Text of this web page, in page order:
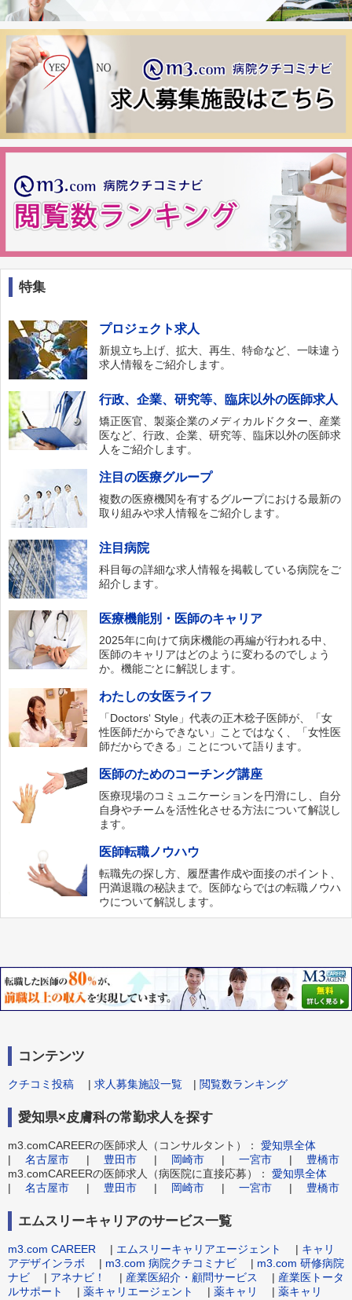
特集
プロジェクト求人
新規立ち上げ、拡大、再生、特命など、一味違う
求人情報をご紹介します。
行政、企業、研究等、臨床以外の医師求人
矯正医官、製薬企業のメディカルドクター、産業
医など、行政、企業、研究等、臨床以外の医師求
人をご紹介します。
注目の医療グループ
複数の医療機関を有するグループにおける最新の
取り組みや求人情報をご紹介します。
注目病院
科目毎の詳細な求人情報を掲載している病院をご
紹介します。
医療機能別・医師のキャリア
2025年に向けて病床機能の再編が行われる中、
医師のキャリアはどのように変わるのでしょう
か。機能ごとに解説します。
わたしの女医ライフ
「Doctors‘ Style」代表の正木稔子医師が、「女
性医師だからできない」ことではなく、「女性医
師だからできる」ことについて語ります。
医師のためのコーチング講座
医療現場のコミュニケーションを円滑にし、自分
自身やチームを活性化させる方法について解説し
ます。
医師転職ノウハウ
転職先の探し方、履歴書作成や面接のポイント、
円満退職の秘訣まで。医師ならではの転職ノウハ
ウについて解説します。
コンテンツ
クチコミ投稿 | 求人募集施設一覧 | 閲覧数ランキング
愛知県×皮膚科の常勤求人を探す
m3.comCAREERの医師求人（コンサルタント）： 愛知県全体
| 名古屋市 | 豊田市 | 岡崎市 | 一宮市 | 豊橋市
m3.comCAREERの医師求人（病医院に直接応募）： 愛知県全体
| 名古屋市 | 豊田市 | 岡崎市 | 一宮市 | 豊橋市
エムスリーキャリアのサービス一覧
m3.com CAREER | エムスリーキャリアエージェント | キャリ
アデザインラボ | m3.com 病院クチコミナビ | m3.com 研修病院
ナビ | アネナビ！ | 産業医紹介・顧問サービス | 産業医トータ
ルサポート
| 薬キャリエージェント | 薬キャリ | 薬キャリ